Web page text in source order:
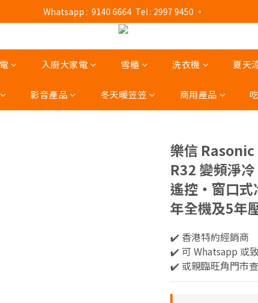
市營業時間 : (星期一至六 13:00 - 21:00 / 星期日及公眾假期 13:00 -
Whatsapp :  9140 6664  Tel : 2997 9450 。
市營業時間 : (星期一至六 13:00 - 21:00 / 星期日及公眾假期 13:00 -
入廚大家電 雪櫃 洗衣機 夏天
影音產品 冬天暖笠笠 商用產品
樂信
R32 變頻淨
遙控‧窗口式
年全機及5年
✔️ 香港特約經銷商
✔️ 可 Whatsapp 或
✔️ 或親臨旺角門市